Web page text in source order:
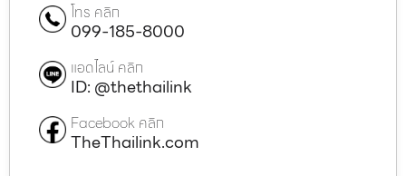
โทร คลิก
099-185-8000
แอดไลน์ คลิก
ID: @thethailink
Facebook คลิก
TheThailink.com